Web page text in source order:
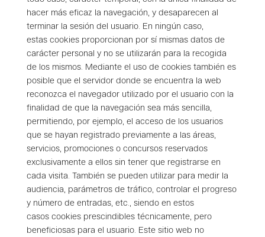
hacer más eficaz la navegación, y desaparecen al
terminar la sesión del usuario. En ningún caso,
estas cookies proporcionan por sí mismas datos de
carácter personal y no se utilizarán para la recogida
de los mismos. Mediante el uso de cookies también es
posible que el servidor donde se encuentra la web
reconozca el navegador utilizado por el usuario con la
finalidad de que la navegación sea más sencilla,
permitiendo, por ejemplo, el acceso de los usuarios
que se hayan registrado previamente a las áreas,
servicios, promociones o concursos reservados
exclusivamente a ellos sin tener que registrarse en
cada visita. También se pueden utilizar para medir la
audiencia, parámetros de tráfico, controlar el progreso
y número de entradas, etc., siendo en estos
casos cookies prescindibles técnicamente, pero
beneficiosas para el usuario. Este sitio web no